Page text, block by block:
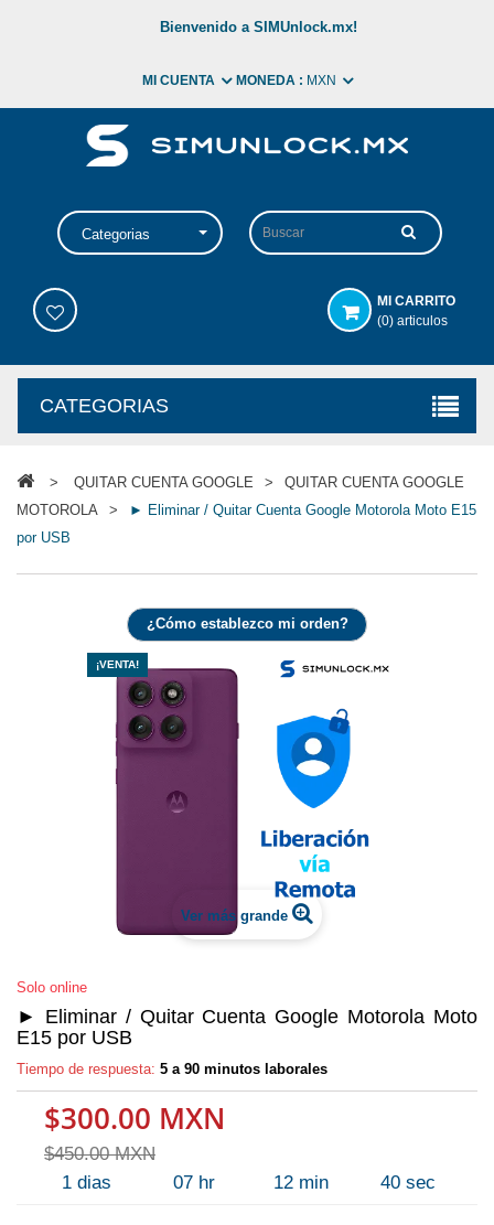
Bienvenido a SIMUnlock.mx!
MI CUENTA MONEDA : MXN
Categorias
MI CARRITO
(0) articulos
CATEGORIAS
> QUITAR CUENTA GOOGLE >
QUITAR CUENTA GOOGLE
MOTOROLA
>
► Eliminar / Quitar Cuenta Google Motorola Moto E15
por USB
¿Cómo establezco mi orden?
¡VENTA!
Ver más grande
Solo online
► Eliminar / Quitar Cuenta Google Motorola Moto
E15 por USB
Tiempo de respuesta: 5 a 90 minutos laborales
$300.00 MXN
$450.00 MXN
1 dias 07 hr 12 min 40 sec